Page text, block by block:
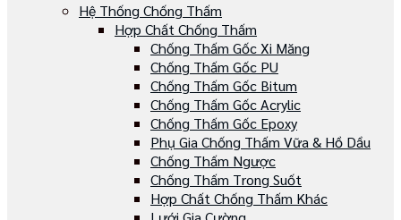
Hệ Thống Chống Thấm
Hợp Chất Chống Thấm
Chống Thấm Gốc Xi Măng
Chống Thấm Gốc PU
Chống Thấm Gốc Bitum
Chống Thấm Gốc Acrylic
Chống Thấm Gốc Epoxy
Phụ Gia Chống Thấm Vữa & Hồ Dầu
Chống Thấm Ngược
Chống Thấm Trong Suốt
Hợp Chất Chống Thấm Khác